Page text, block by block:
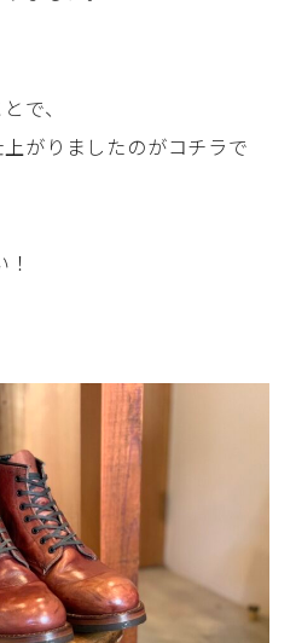
で、
がりましたのがコチラで